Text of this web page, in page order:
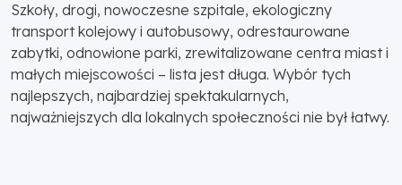
Szkoły, drogi, nowoczesne szpitale, ekologiczny
transport kolejowy i autobusowy, odrestaurowane
zabytki, odnowione parki, zrewitalizowane centra miast i
małych miejscowości – lista jest długa. Wybór tych
najlepszych, najbardziej spektakularnych,
najważniejszych dla lokalnych społeczności nie był łatwy.